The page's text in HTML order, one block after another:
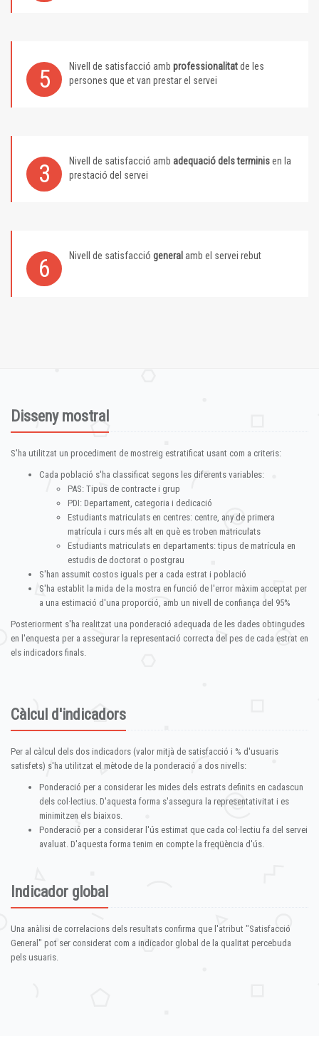
5 Nivell de satisfacció amb professionalitatde les
persones que et van prestar el servei
3 Nivell de satisfacció amb adequació dels terminisen la
prestació del servei
6 Nivell de satisfacció general amb el servei rebut
Disseny mostral
S'ha utilitzat un procediment de mostreig estratificat usant com a criteris:
Cada població s'ha classificat segons les diferents variables:
PAS: Tipus de contracte i grup
PDI: Departament, categoria i dedicació
Estudiants matriculats en centres: centre, any de primera
matrícula i curs més alt en què es troben matriculats
Estudiants matriculats en departaments: tipus de matrícula en
estudis de doctorat o postgrau
S'han assumit costos iguals per a cada estrat i població
S'ha establit la mida de la mostra en funció de l'error màxim acceptat per
a una estimació d'una proporció, amb un nivell de confiança del 95%
Posteriorment s'ha realitzat una ponderació adequada de les dades obtingudes
en l'enquesta per a assegurar la representació correcta del pes de cada estrat en
els indicadors finals.
Càlcul d'indicadors
Per al càlcul dels dos indicadors (valor mitjà de satisfacció i % d'usuaris
satisfets) s'ha utilitzat el mètode de la ponderació a dos nivells:
Ponderació per a considerar les mides dels estrats definits en cadascun
dels col·lectius. D'aquesta forma s'assegura la representativitat i es
minimitzen els biaixos.
Ponderació per a considerar l'ús estimat que cada col·lectiu fa del servei
avaluat. D'aquesta forma tenim en compte la freqüència d'ús.
Indicador global
Una anàlisi de correlacions dels resultats confirma que l'atribut "Satisfacció
General" pot ser considerat com a indicador global de la qualitat percebuda
pels usuaris.